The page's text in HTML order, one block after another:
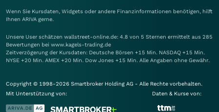
Wenn Sie Kursdaten, Widgets oder andere Finanzinformationen benötigen, hilft
Ihnen ARIVA gerne.
Unsere User schätzen wallstreet-online.de: 4.8 von 5 Sternen ermittelt aus 285
Bewertungen bei www.kagels-trading.de
Zeitverzögerung der Kursdaten: Deutsche Börsen +15 Min. NASDAQ +15 Min.
NYSE +20 Min. AMEX +20 Min. Dow Jones +15 Min. Alle Angaben ohne Gewähr.
Copyright © 1998-2026 Smartbroker Holding AG - Alle Rechte vorbehalten.
Mit Unterstützung von:
Daten & Kurse von: